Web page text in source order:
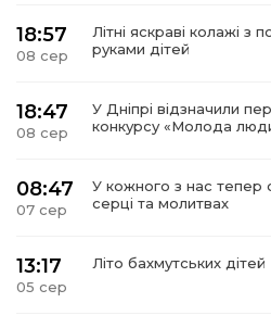
18:57
08 сер
Літні яскраві колажі з
руками дітей
18:47
08 сер
У Дніпрі відзначили
конкурсу «Молода
08:47
07 сер
У кожного з нас тепер
серці та молитвах
13:17
05 сер
Літо бахмутських дітей